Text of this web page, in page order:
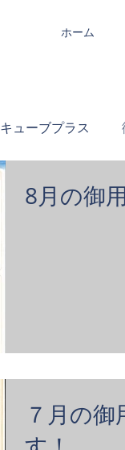
ホーム
キューブプラス
8月の御
７月の